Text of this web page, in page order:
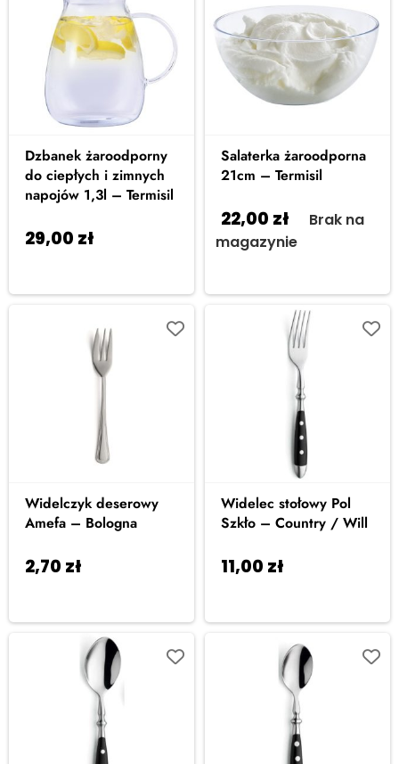
Dzbanek żaroodporny
do ciepłych i zimnych
napojów 1,3l – Termisil
29,00 zł
Salaterka żaroodporna
21cm – Termisil
22,00 zł
Brak na
magazynie
Widelczyk deserowy
Amefa – Bologna
2,70 zł
Widelec stołowy Pol
Szkło – Country / Will
11,00 zł